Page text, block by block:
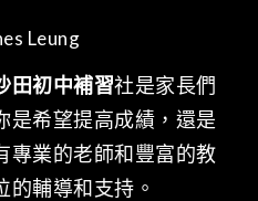
Leung
田初中補習社是家長們
是希望提高成績，還是
專業的老師和豐富的教
的輔導和支持。